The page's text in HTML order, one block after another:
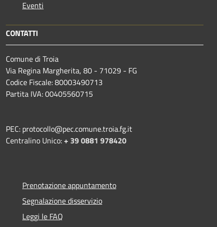
Eventi
CONTATTI
Comune di Troia
Via Regina Margherita, 80 - 71029 - FG
Codice Fiscale: 80003490713
Partita IVA: 00405560715
PEC: protocollo@pec.comune.troia.fg.it
Centralino Unico:+ 39 0881 978420
Prenotazione appuntamento
Segnalazione disservizio
Leggi le FAQ